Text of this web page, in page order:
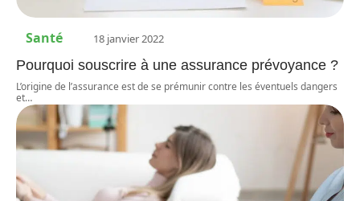
Santé 18 janvier 2022
Pourquoi souscrire à une assurance prévoyance ?
L’origine de l’assurance est de se prémunir contre les éventuels dangers
et…